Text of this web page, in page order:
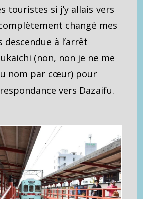
touristes si j’y allais vers
changé mes
descendue à l’arrêt
(non, non je ne me
nom par cœur) pour
vers Dazaifu.